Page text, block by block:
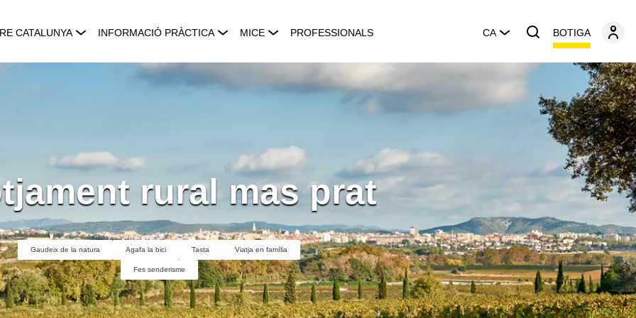
CATALUNYA INFORMACIÓ PRÀCTICA MICE PROFESSIONALS CA BOTIGA
rural mas prat
Gaudeix de la natura Agafa la bici Tasta Viatja en família
Fes senderisme